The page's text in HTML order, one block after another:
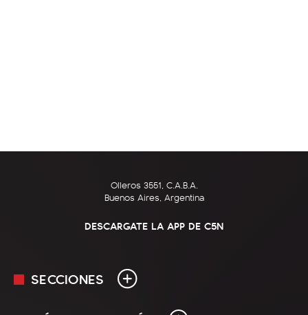
Olleros 3551, C.A.B.A.
Buenos Aires, Argentina
DESCARGATE LA APP DE C5N
SECCIONES